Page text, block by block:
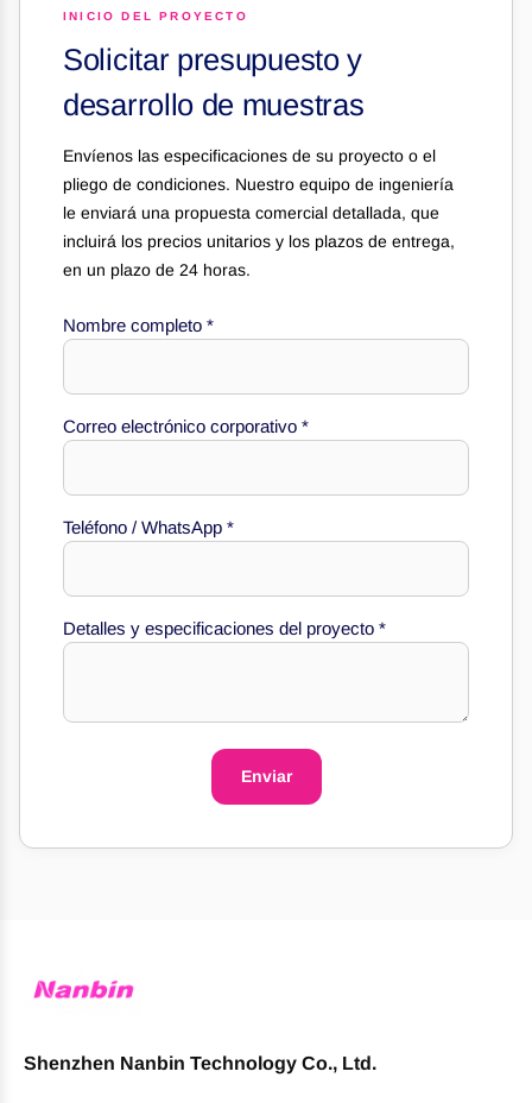
INICIO DEL PROYECTO
Solicitar presupuesto y
desarrollo de muestras
Envíenos las especificaciones de su proyecto o el
pliego de condiciones. Nuestro equipo de ingeniería
le enviará una propuesta comercial detallada, que
incluirá los precios unitarios y los plazos de entrega,
en un plazo de 24 horas.
Nombre completo *
Teléfono
Teléfono
Correo electrónico corporativo *
Teléfono / WhatsApp *
Detalles y especificaciones del proyecto *
Enviar
Shenzhen Nanbin Technology Co., Ltd.